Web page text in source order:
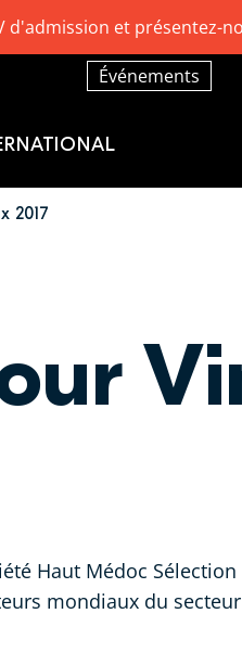
2017
Haut Médoc
mondiaux du
Événements
d'admission et présentez-